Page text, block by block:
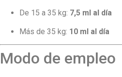
De 15 a 35 kg: 7,5 ml al día
Más de 35 kg: 10 ml al día
Modo de empleo